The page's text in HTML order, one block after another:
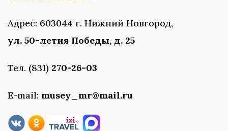
Адрес: 603044 г. Нижний Новгород,
ул. 50-летия Победы, д. 25
Тел. (831) 270-26-03
E-mail: musey_mr@mail.ru